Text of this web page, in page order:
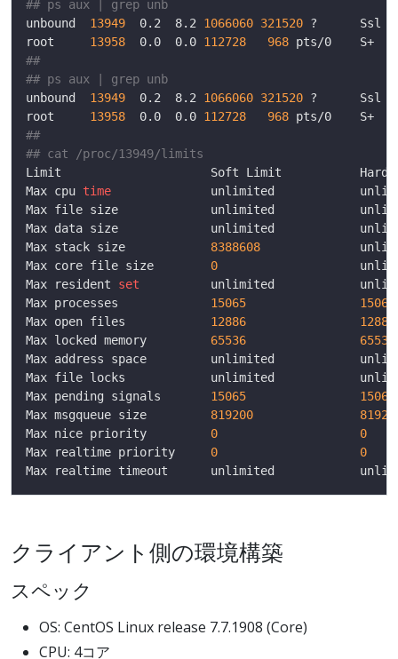
## ps aux | grep unb
unbound 13949
  0.2  8.2
1066060 321520
root 13958
  0.0  0.0
112728 968 pts/0    S+
##
## ps aux | grep unb
unbound 13949
  0.2  8.2
1066060 321520
root 13958
  0.0  0.0
112728 968 pts/0    S+
##
## cat /proc/13949/limits
Max cpu time
Max stack size 8388608
Max core file size 0
Max resident set
Max processes 15065
15065
Max open files 12886
12886
Max locked memory 65536 65536
Max pending signals 15065
15065
Max msgqueue size 819200
Max nice priority 0
0
Max realtime priority 0 0
クライアント側の環境構築
スペック
OS: CentOS Linux release 7.7.1908 (Core)
CPU: 4コア